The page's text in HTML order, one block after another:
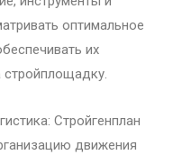
оптимальное
их
стройплощадку.
Стройгенплан
движения